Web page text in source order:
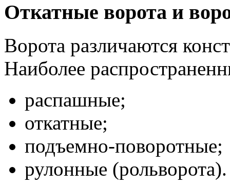
Откатные ворота и
Ворота различаются
Наиболее
распашные;
откатные;
подъемно-поворотные;
рулонные (рольворота).